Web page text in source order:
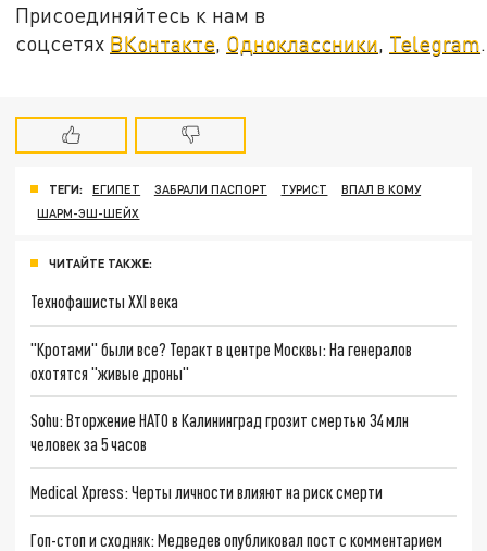
Присоединяйтесь к нам в
соцсетях ВКонтакте Одноклассники Telegram
ТЕГИ: ЕГИПЕТ ЗАБРАЛИ ПАСПОРТ ТУРИСТ
ВПАЛ В КОМУ
ШАРМ-ЭШ-ШЕЙХ
ЧИТАЙТЕ ТАКЖЕ:
Технофашисты XXI века
"Кротами" были все? Теракт в центре Москвы: На генералов
охотятся "живые дроны"
Sohu: Вторжение НАТО в Калининград грозит смертью 34 млн
человек за 5 часов
Medical Xpress: Черты личности влияют на риск смерти
Гоп-стоп и сходняк: Медведев опубликовал пост с комментарием